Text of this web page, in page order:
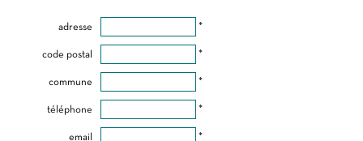
adresse *
code postal *
commune *
téléphone *
email *